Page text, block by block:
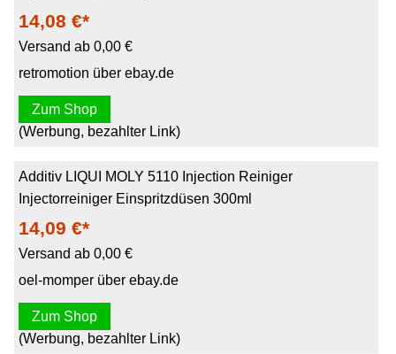
14,08 €*
Versand ab 0,00 €
retromotion über ebay.de
Zum Shop
(Werbung, bezahlter Link)
Additiv LIQUI MOLY 5110 Injection Reiniger
Injectorreiniger Einspritzdüsen 300ml
14,09 €*
Versand ab 0,00 €
oel-momper über ebay.de
Zum Shop
(Werbung, bezahlter Link)